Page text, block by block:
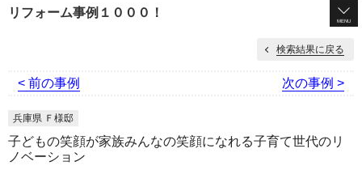
リフォーム事例１０００！
MENU
検索結果に戻る
< 前の事例 次の事例 >
兵庫県 Ｆ様邸
子どもの笑顔が家族みんなの笑顔になれる子育て世代のリ
ノベーション